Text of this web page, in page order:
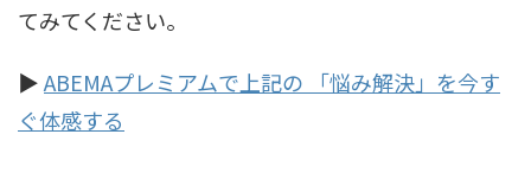
てみてください。
▶︎ABEMAプレミアムで上記の 「悩み解決」を今す
ぐ体感する